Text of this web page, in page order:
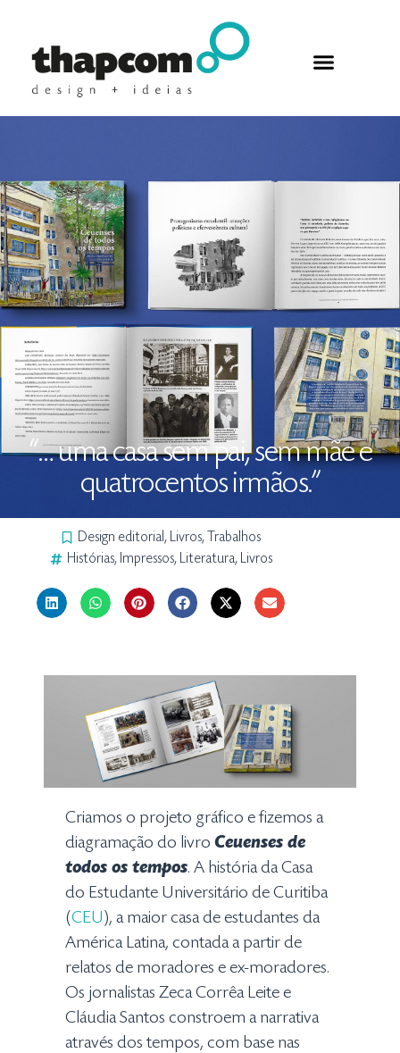
“… uma casa sem pai, sem mãe e
quatrocentos irmãos.”
Design editorial , Livros,
Trabalhos
Histórias, Impressos, Literatura, Livros
Criamos o projeto gráfico e fizemos a
diagramação do livroCeuenses de
todos os tempos. A história da Casa
do Estudante Universitário de Curitiba
(CEU), a maior casa de estudantes da
América Latina, contada a partir de
relatos de moradores e ex-moradores.
Os jornalistas Zeca Corrêa Leite e
Cláudia Santos constroem a narrativa
através dos tempos, com base nas